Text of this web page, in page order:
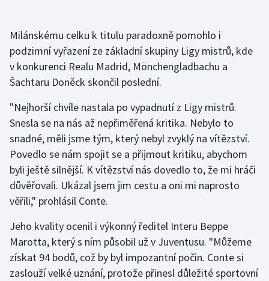
Motorsport
Olympijské hry
Plavání
Plážový volejbal
Ragby
Rychlostní kanoistika
Short track
Milánskému celku k titulu paradoxně pomohlo i
podzimní vyřazení ze základní skupiny Ligy mistrů, kde
v konkurenci Realu Madrid, Mönchengladbachu a
Šachtaru Doněck skončil poslední.
"Nejhorší chvíle nastala po vypadnutí z Ligy mistrů.
Snesla se na nás až nepřiměřená kritika. Nebylo to
snadné, měli jsme tým, který nebyl zvyklý na vítězství.
Povedlo se nám spojit se a přijmout kritiku, abychom
byli ještě silnější. K vítězství nás dovedlo to, že mi hráči
důvěřovali. Ukázal jsem jim cestu a oni mi naprosto
věřili," prohlásil Conte.
Jeho kvality ocenil i výkonný ředitel Interu Beppe
Marotta, který s ním působil už v Juventusu. "Můžeme
získat 94 bodů, což by byl impozantní počin. Conte si
zaslouží velké uznání, protože přinesl důležité sportovní